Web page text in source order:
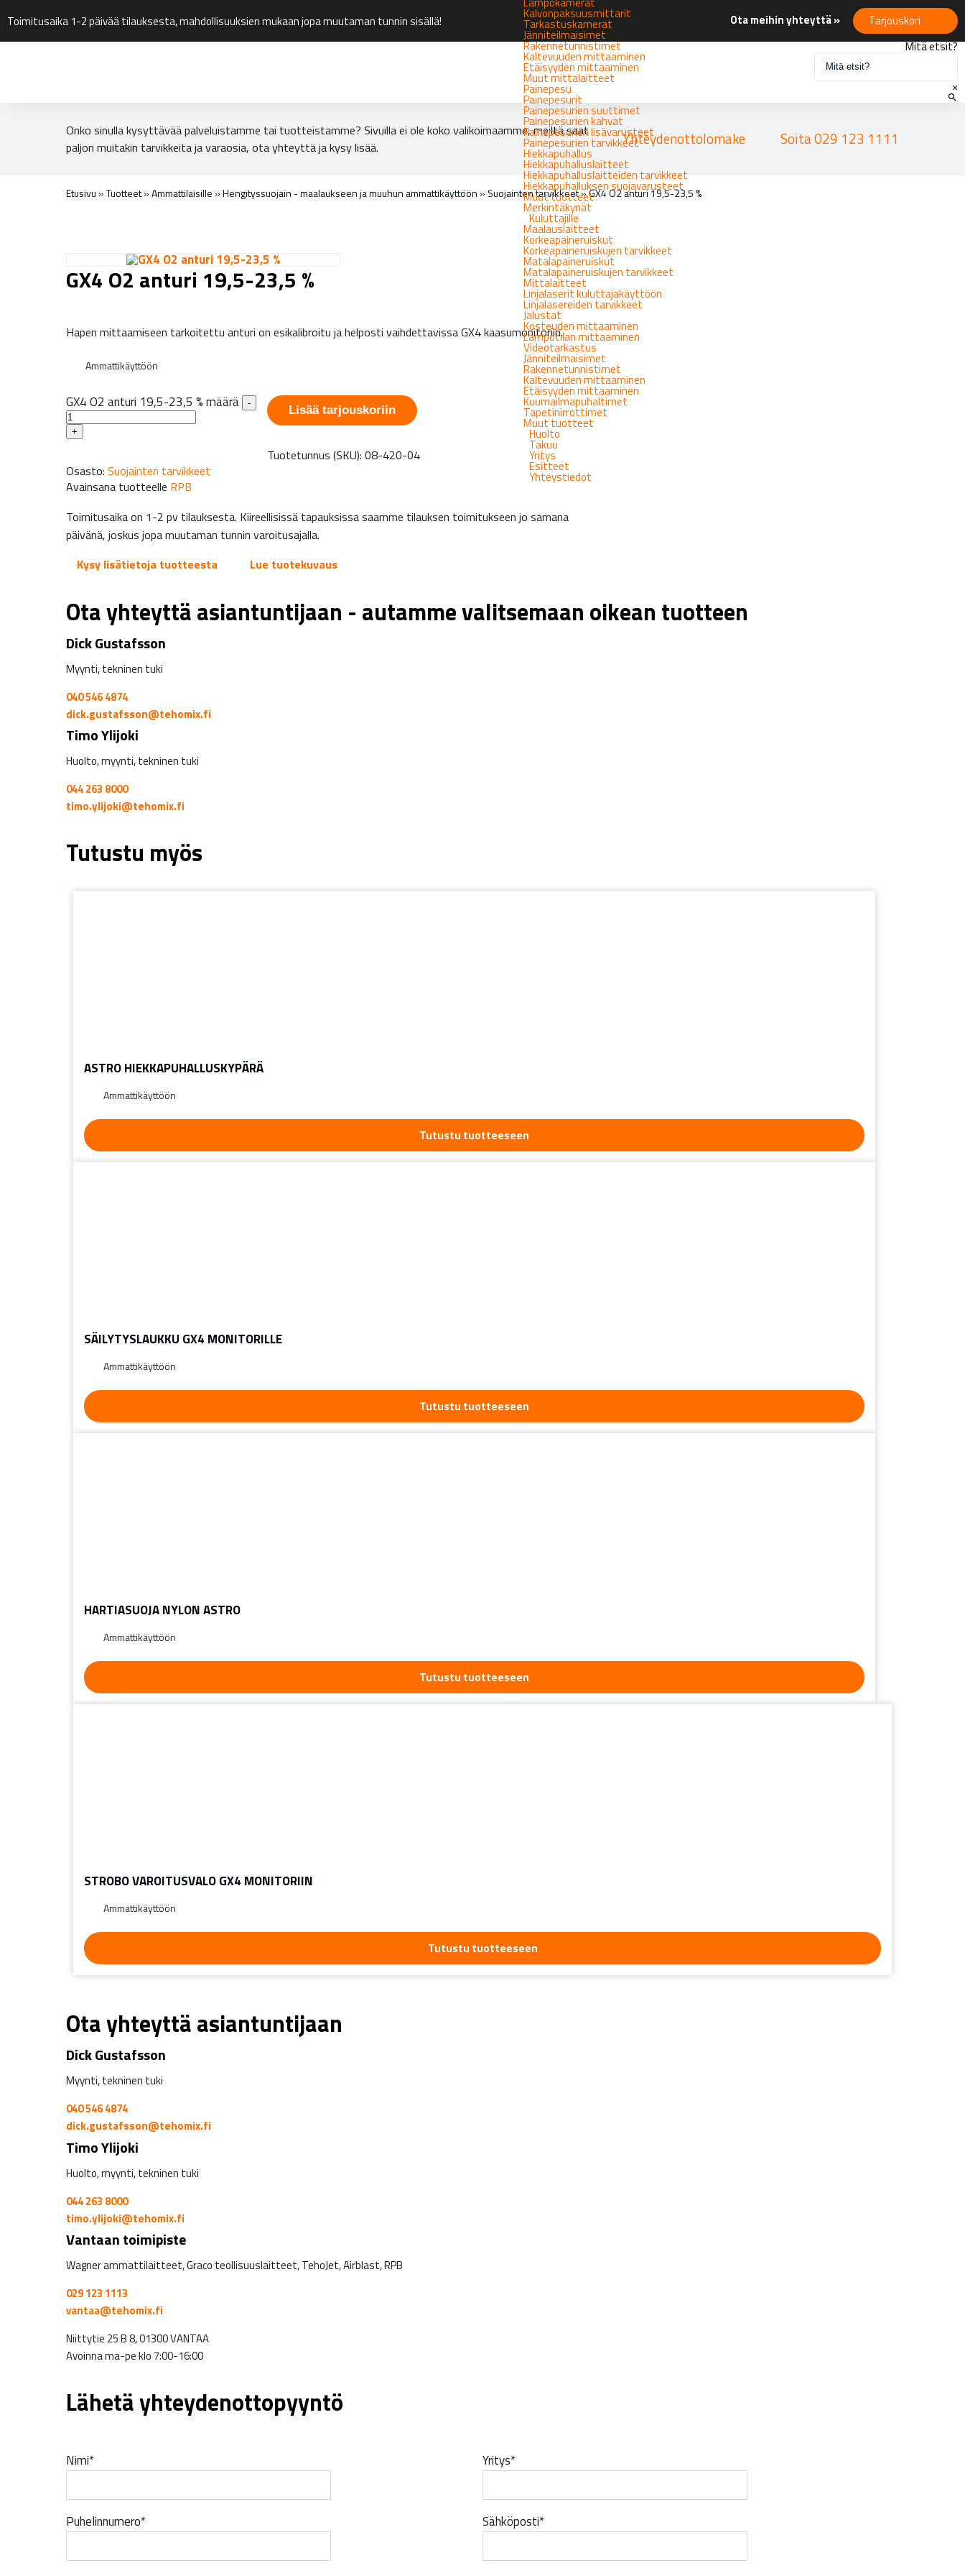
Toimitusaika 1-2 päivää tilauksesta, mahdollisuuksien mukaan jopa muutaman tunnin sisällä! Ota meihin yhteyttä » Tarjouskori
Kalvonpaksuusmittarit
Tarkastuskamerat
Jänniteilmaisimet
Rakennetunnistimet
Kaltevuuden mittaaminen
Etäisyyden mittaaminen
Muut mittalaitteet
Painepesu
Painepesurit
Painepesurien suuttimet
Painepesurien kahvat
Painepesurien lisävarusteet
Painepesurien tarvikkeet
Hiekkapuhallus
Hiekkapuhalluslaitteet
Hiekkapuhalluslaitteiden tarvikkeet
Hiekkapuhalluksen suojavarusteet
Muut tuotteet
Merkintäkynät
Kuluttajille
Maalauslaitteet
Korkeapaineruiskut
Korkeapaineruiskujen tarvikkeet
Matalapaineruiskut
Matalapaineruiskujen tarvikkeet
Mittalaitteet
Linjalaserit kuluttajakäyttöön
Linjalasereiden tarvikkeet
Jalustat
Kosteuden mittaaminen
Lämpötilan mittaaminen
Videotarkastus
Jänniteilmaisimet
Rakennetunnistimet
Kaltevuuden mittaaminen
Etäisyyden mittaaminen
Kuumailmapuhaltimet
Tapetinirrottimet
Muut tuotteet
Huolto
Takuu
Yritys
Esitteet
Yhteystiedot
Mitä etsit?
×
Onko sinulla kysyttävää palveluistamme tai tuotteistamme? Sivuilla ei ole koko valikoimaamme, meiltä saat
paljon muitakin tarvikkeita ja varaosia, ota yhteyttä ja kysy lisää.
Yhteydenottolomake Soita 029 123 1111
Etusivu »Tuotteet»Ammattilaisille »Hengityssuojain - maalaukseen ja muuhun ammattikäyttöön » Suojainten tarvikkeet»GX4 O2 anturi 19,5-23,5 %
GX4 O2 anturi 19,5-23,5 %
Hapen mittaamiseen tarkoitettu anturi on esikalibroitu ja helposti vaihdettavissa GX4 kaasumonitoriin.
Ammattikäyttöön
GX4 O2 anturi 19,5-23,5 % määrä -
+
Lisää tarjouskoriin
Tuotetunnus (SKU): 08-420-04
Osasto: Suojainten tarvikkeet
Avainsana tuotteelle RPB
Toimitusaika on 1-2 pv tilauksesta. Kiireellisissä tapauksissa saamme tilauksen toimitukseen jo samana
päivänä, joskus jopa muutaman tunnin varoitusajalla.
Kysy lisätietoja tuotteesta
Lue tuotekuvaus
Ota yhteyttä asiantuntijaan - autamme valitsemaan oikean tuotteen
Dick Gustafsson
Myynti, tekninen tuki
040 546 4874
dick.gustafsson@tehomix.fi
Timo Ylijoki
Huolto, myynti, tekninen tuki
044 263 8000
timo.ylijoki@tehomix.fi
Tutustu myös
ASTRO HIEKKAPUHALLUSKYPÄRÄ
Ammattikäyttöön
Tutustu tuotteeseen
SÄILYTYSLAUKKU GX4 MONITORILLE
Ammattikäyttöön
Tutustu tuotteeseen
HARTIASUOJA NYLON ASTRO
Ammattikäyttöön
Tutustu tuotteeseen
STROBO VAROITUSVALO GX4 MONITORIIN
Ammattikäyttöön
Tutustu tuotteeseen
Ota yhteyttä asiantuntijaan
Dick Gustafsson
Myynti, tekninen tuki
040 546 4874
dick.gustafsson@tehomix.fi
Timo Ylijoki
Huolto, myynti, tekninen tuki
044 263 8000
timo.ylijoki@tehomix.fi
Vantaan toimipiste
Wagner ammattilaitteet, Graco teollisuuslaitteet, TehoJet, Airblast, RPB
029 123 1113
vantaa@tehomix.fi
Niittytie 25 B 8, 01300 VANTAA
Avoinna ma-pe klo 7:00-16:00
Lähetä yhteydenottopyyntö
Nimi* Yritys*
Puhelinnumero* Sähköposti*